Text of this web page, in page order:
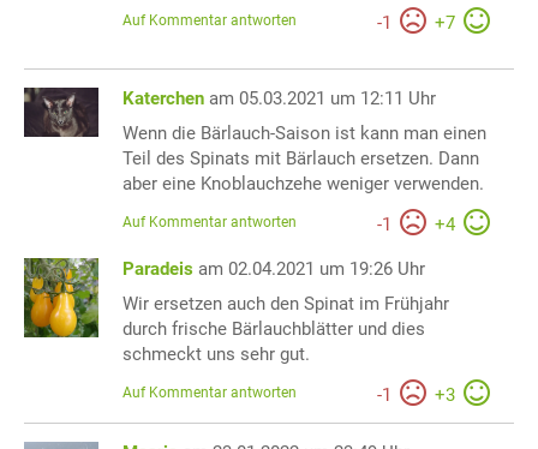
-1 +7
Auf Kommentar antworten
Katerchen am 05.03.2021 um 12:11 Uhr
Wenn die Bärlauch-Saison ist kann man einen
Teil des Spinats mit Bärlauch ersetzen. Dann
aber eine Knoblauchzehe weniger verwenden.
-1 +4
Auf Kommentar antworten
Paradeis am 02.04.2021 um 19:26 Uhr
Wir ersetzen auch den Spinat im Frühjahr
durch frische Bärlauchblätter und dies
schmeckt uns sehr gut.
-1 +3
Auf Kommentar antworten